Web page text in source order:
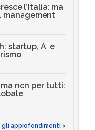
l’Italia: ma
management
startup, AI e
ma non per tutti:
approfondimenti >